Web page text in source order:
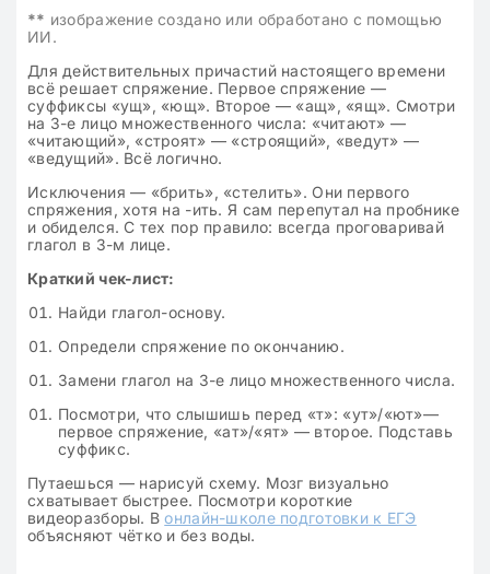
** изображение создано или обработано с помощью
ИИ.
Для действительных причастий настоящего времени
всё решает спряжение. Первое спряжение —
суффиксы «ущ», «ющ». Второе — «ащ», «ящ». Смотри
на 3-е лицо множественного числа: «читают» —
«читающий», «строят» — «строящий», «ведут» —
«ведущий». Всё логично.
Исключения — «брить», «стелить». Они первого
спряжения, хотя на -ить. Я сам перепутал на пробнике
и обиделся. С тех пор правило: всегда проговаривай
глагол в 3-м лице.
Краткий чек-лист:
Найди глагол-основу.
Определи спряжение по окончанию.
Замени глагол на 3-е лицо множественного числа.
Посмотри, что слышишь перед «т»: «ут»/«ют»—
первое спряжение, «ат»/«ят» — второе. Подставь
суффикс.
Путаешься — нарисуй схему. Мозг визуально
схватывает быстрее. Посмотри короткие
видеоразборы. Вонлайн-школе подготовки к ЕГЭ
объясняют чётко и без воды.